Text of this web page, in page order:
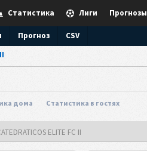
Прогнозы
Лиги
Статистика
Прогноз
CSV
дома Статистика в гостях
ELITE FC II